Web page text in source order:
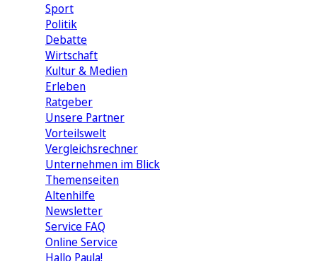
Sport
Politik
Debatte
Wirtschaft
Kultur & Medien
Erleben
Ratgeber
Unsere Partner
Vorteilswelt
Vergleichsrechner
Unternehmen im Blick
Themenseiten
Altenhilfe
Newsletter
Service FAQ
Online Service
Hallo Paula!